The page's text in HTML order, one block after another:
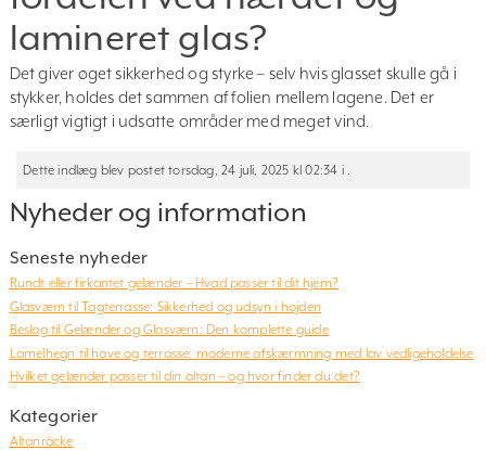
lamineret glas?
Det giver øget sikkerhed og styrke – selv hvis glasset skulle gå i
stykker, holdes det sammen af folien mellem lagene. Det er
særligt vigtigt i udsatte områder med meget vind.
Dette indlæg blev postet torsdag, 24 juli, 2025 kl 02:34 i .
Nyheder og information
Seneste nyheder
Rundt eller firkantet gelænder – Hvad passer til dit hjem?
Glasværn til Tagterrasse: Sikkerhed og udsyn i højden
Beslag til Gelænder og Glasværn: Den komplette guide
Lamelhegn til have og terrasse: moderne afskærmning med lav vedligeholdelse
Hvilket gelænder passer til din altan – og hvor finder du det?
Kategorier
Altanräcke